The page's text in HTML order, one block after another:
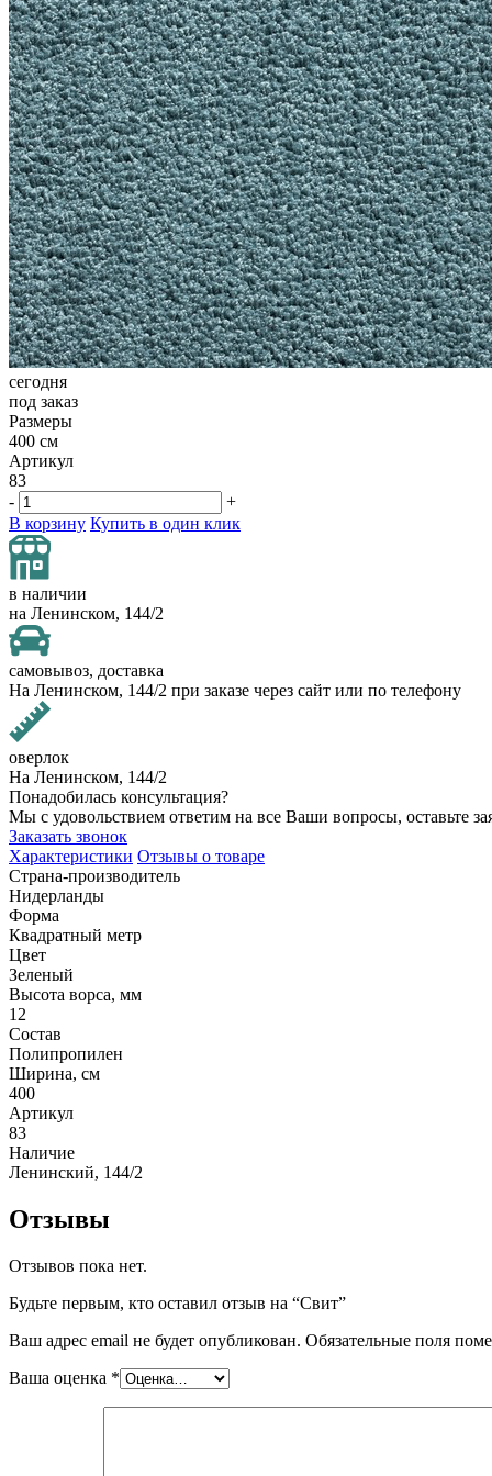
Коричневый
Кремовый
Оливковый
Разноцветный
Розовый
Серый
Синий
Фиолетовый
Черный
По
цене
от
100
₽
до
5
000
₽
от
000
₽
до
₽
₽
до
200
000
₽
По
форме
ковры
Круглые
ковровые
на
основе
шерстяные
Паласные
дорожки
Кремлевские
дорожки
сегодня
под заказ
Размеры
400 см
Артикул
83
-
+
В корзину Купить в один клик
в наличии
на Ленинском, 144/2
самовывоз, доставка
На Ленинском, 144/2 при заказе через сайт или по телефону
оверлок
На Ленинском, 144/2
Понадобилась консультация?
Мы с удовольствием ответим на все Ваши вопросы, оставьте
Заказать звонок
Характеристики Отзывы о товаре
Страна-производитель
Нидерланды
Форма
Квадратный метр
Цвет
Зеленый
Высота ворса, мм
12
Состав
Полипропилен
Ширина, см
400
Артикул
83
Наличие
Ленинский, 144/2
Отзывы
Отзывов пока нет.
Будьте первым, кто оставил отзыв на “Свит”
Ваш адрес email не будет опубликован. Обязательные поля
Ваша оценка *